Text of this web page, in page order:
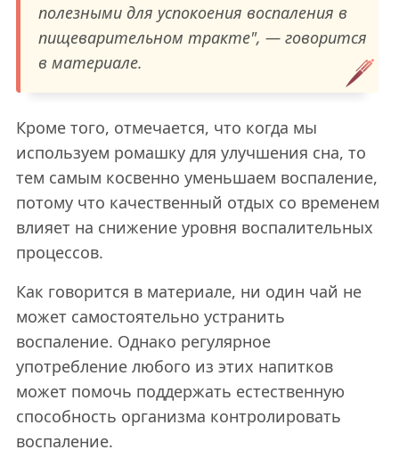
полезными для успокоения воспаления в
пищеварительном тракте", — говорится
в материале.
Кроме того, отмечается, что когда мы
используем ромашку для улучшения сна, то
тем самым косвенно уменьшаем воспаление,
потому что качественный отдых со временем
влияет на снижение уровня воспалительных
процессов.
Как говорится в материале, ни один чай не
может самостоятельно устранить
воспаление. Однако регулярное
употребление любого из этих напитков
может помочь поддержать естественную
способность организма контролировать
воспаление.